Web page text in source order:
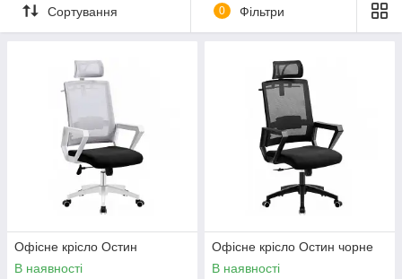
Сортування 0 Фільтри
Oфісне крісло Остин
В наявності
Oфісне крісло Остин чорне
В наявності